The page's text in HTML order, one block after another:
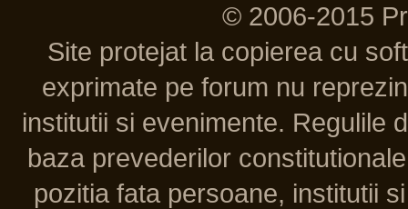
© 2006-2015
Site protejat la copierea cu
exprimate pe forum nu
institutii si evenimente. Regulile
baza prevederilor
pozitia fata persoane, institutii